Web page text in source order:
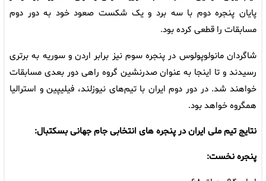
پایان پنجره دوم با سه برد و یک شکست صعود خود به دور دوم
مسابقات را قطعی کرده بود.
شاگردان مانولوپولوس در پنجره سوم نیز برابر اردن و سوریه به برتری
رسیدند و تا اینجا به عنوان صدرنشین گروه راهی دور بعدی مسابقات
خواهند شد. در دور دوم ایران با تیم‌های نیوزلند، فیلیپین و استرالیا
همگروه خواهد بود.
نتایج تیم ملی ایران در پنجره ‌های انتخابی جام جهانی بسکتبال:
پنجره نخست: